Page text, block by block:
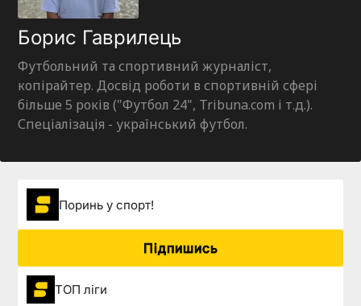
Борис Гаврилець
Футбольний та спортивний журналіст,
копірайтер. Досвід роботи в спортивній сфері
більше 5 років ("Футбол 24", Tribuna.com і т.д.).
Спеціалізація - український футбол.
Поринь у спорт!
Підпишись
ТОП ліги